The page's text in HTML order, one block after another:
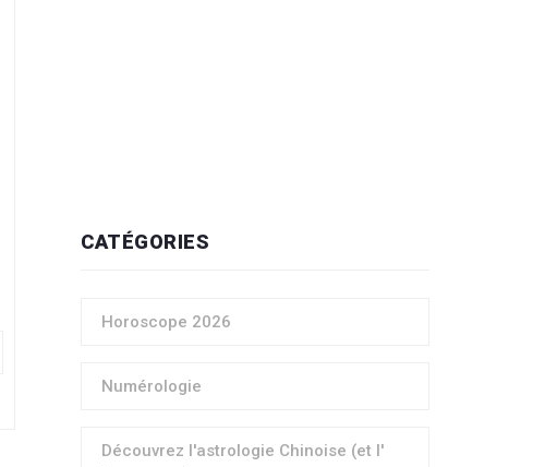
CATÉGORIES
Horoscope 2026
Numérologie
Découvrez l'astrologie Chinoise (et l'